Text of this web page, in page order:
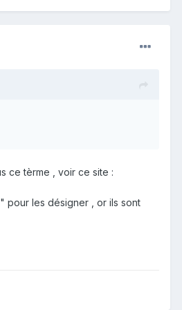
ce tèrme , voir ce site :
pour les désigner , or ils sont